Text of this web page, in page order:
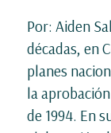
Por: Aiden
décadas, en
planes
la
de 1994. En